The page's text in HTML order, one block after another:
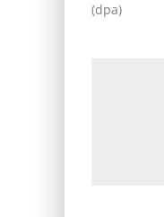
(dpa)